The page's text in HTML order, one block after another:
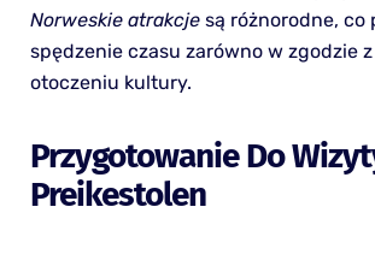
Norweskie atrakcjesą różnorodne, co
spędzenie czasu zarówno w zgodzie
otoczeniu kultury.
Przygotowanie Do
Preikestolen